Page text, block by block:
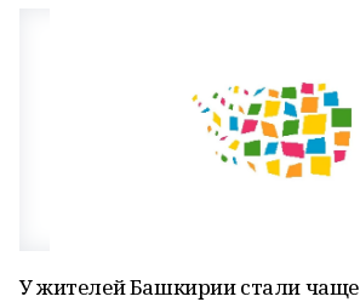
У жителей Башкирии стали чаще